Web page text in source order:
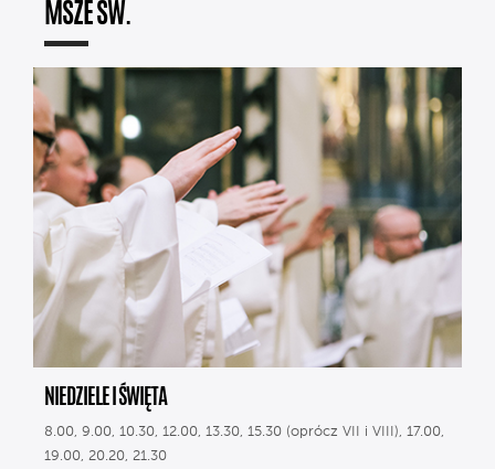
MSZE ŚW.
NIEDZIELE I ŚWIĘTA
8.00, 9.00, 10.30, 12.00, 13.30, 15.30 (oprócz VII i VIII), 17.00,
19.00, 20.20, 21.30